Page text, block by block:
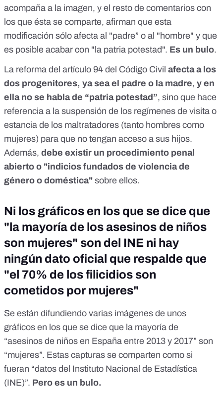
acompaña a la imagen, y el resto de comentarios con
los que ésta se comparte, afirman que esta
modificación sólo afecta al "padre” o al "hombre" y que
es posible acabar con "la patria potestad". Es un bulo.
La reforma del artículo 94 del Código Civil afecta a los
dos progenitores, ya sea el padre o la madre, y en
ella no se habla de “patria potestad”, sino que hace
referencia a la suspensión de los regímenes de visita o
estancia de los maltratadores (tanto hombres como
mujeres) para que no tengan acceso a sus hijos.
Además, debe existir un procedimiento penal
abierto o "indicios fundados de violencia de
género o doméstica" sobre ellos.
Ni los gráficos en los que se dice que
"la mayoría de los asesinos de niños
son mujeres" son del INE ni hay
ningún dato oficial que respalde que
"el 70% de los filicidios son
cometidos por mujeres"
Se están difundiendo varias imágenes de unos
gráficos en los que se dice que la mayoría de
“asesinos de niños en España entre 2013 y 2017” son
“mujeres”. Estas capturas se comparten como si
fueran “datos del Instituto Nacional de Estadística
(INE)”. Pero es un bulo.